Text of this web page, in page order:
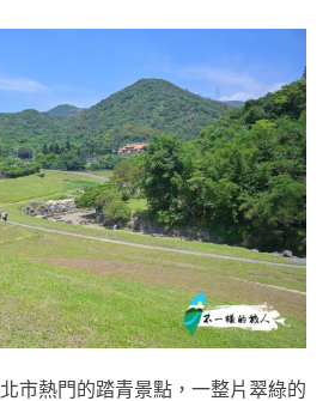
市熱門的踏青景點，一整片翠綠的